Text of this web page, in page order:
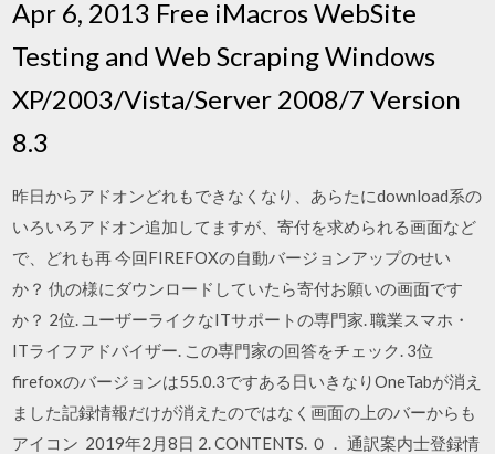
Apr 6, 2013 Free iMacros WebSite
Testing and Web Scraping Windows
XP/2003/Vista/Server 2008/7 Version
8.3
昨日からアドオンどれもできなくなり、あらたにdownload系の
いろいろアドオン追加してますが、寄付を求められる画面など
で、どれも再 今回FIREFOXの自動バージョンアップのせい
か？ 仇の様にダウンロードしていたら寄付お願いの画面です
か？ 2位. ユーザーライクなITサポートの専門家. 職業スマホ・
ITライフアドバイザー. この専門家の回答をチェック. 3位
firefoxのバージョンは55.0.3ですある日いきなりOneTabが消え
ました記録情報だけが消えたのではなく画面の上のバーからも
アイコン 2019年2月8日 2. CONTENTS. ０． 通訳案内士登録情